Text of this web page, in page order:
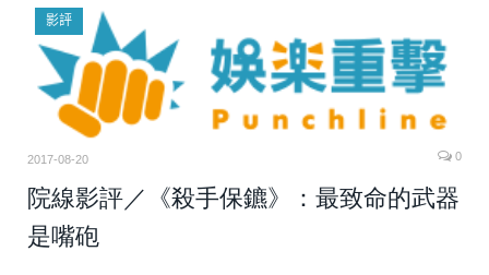
影評
2017-08-20 0
院線影評／《殺手保鑣》：最致命的武器
是嘴砲